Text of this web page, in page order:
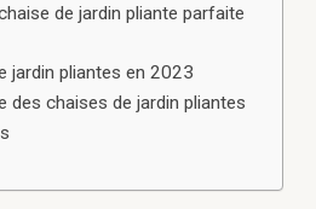
de jardin pliante parfaite
jardin pliantes en 2023
des chaises de jardin pliantes